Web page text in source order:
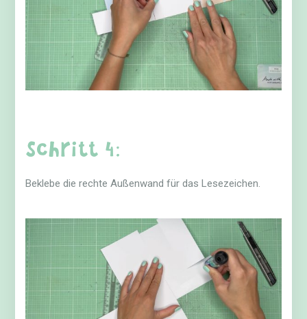
Schritt 4:
Beklebe die rechte Außenwand für das Lesezeichen.